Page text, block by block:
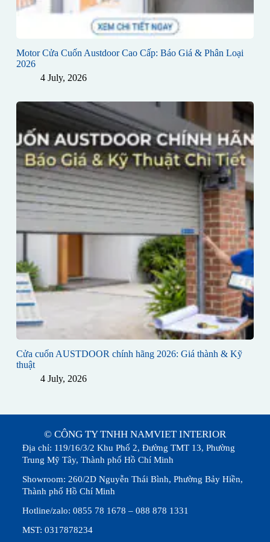
Motor Cửa Cuốn Austdoor Cao Cấp: Báo Giá & Phân Loại
2026
4 July, 2026
Cửa cuốn AUSTDOOR chính hãng 2026: Giá thành & Kỹ
thuật
4 July, 2026
© CÔNG TY TNHH NAMVIET INTERIOR
Địa chỉ: 119/16/3/2 Khu Phố 2, Đường TMT 13, Phường
Trung Mỹ Tây, Thành phố Hồ Chí Minh
Showroom: 260/2D Nguyễn Thái Bình, Phường Bảy Hiền,
Thành phố Hồ Chí Minh
Hotline/zalo: 0855 78 1678 – 088 878 1331
MST: 0317878234